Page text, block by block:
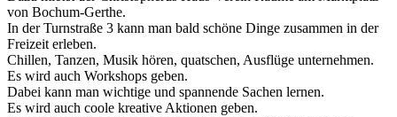
von Bochum-Gerthe.
In der Turnstraße 3 kann man bald schöne Dinge zusammen in der
Freizeit erleben.
Chillen, Tanzen, Musik hören, quatschen, Ausflüge unternehmen.
Es wird auch Workshops geben.
Dabei kann man wichtige und spannende Sachen lernen.
Es wird auch coole kreative Aktionen geben.